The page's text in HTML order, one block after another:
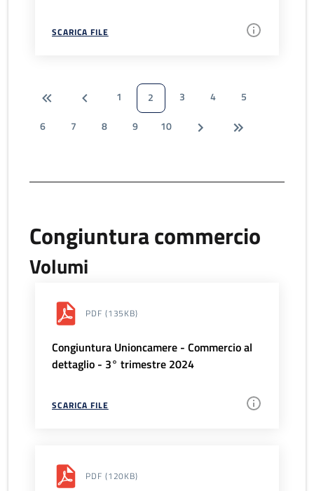
SCARICA FILE
1 2 3 4
5
6
7 8 9 10
Congiuntura commercio
Volumi
PDF (135KB)
Congiuntura Unioncamere - Commercio al
dettaglio - 3° trimestre 2024
SCARICA FILE
PDF (120KB)